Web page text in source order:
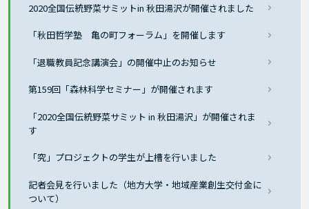
2020全国伝統野菜サミットin 秋田湯沢が開催されました
「秋田哲学塾 亀の町フォーラム」を開催します
「退職教員記念講演会」の開催中止のお知らせ
第159回「森林科学セミナー」が開催されます
「2020全国伝統野菜サミット in 秋田湯沢」が開催されま
す
「究」プロジェクトの学生が上槽を行いました
記者会見を行いました（地方大学・地域産業創生交付金に
ついて）